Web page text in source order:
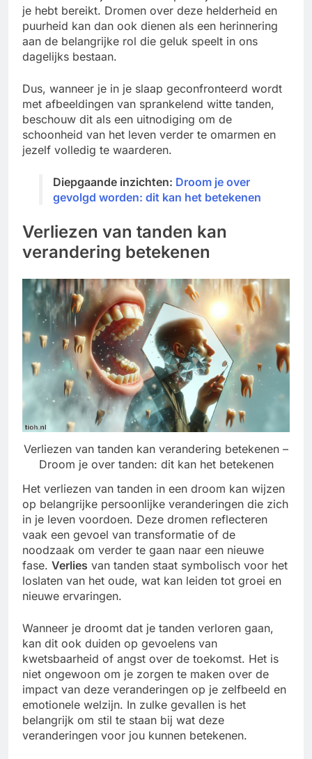
je hebt bereikt. Dromen over deze helderheid en
puurheid kan dan ook dienen als een herinnering
aan de belangrijke rol die geluk speelt in ons
dagelijks bestaan.
Dus, wanneer je in je slaap geconfronteerd wordt
met afbeeldingen van sprankelend witte tanden,
beschouw dit als een uitnodiging om de
schoonheid van het leven verder te omarmen en
jezelf volledig te waarderen.
Diepgaande inzichten: Droom je over
gevolgd worden­: dit kan het betekenen
Verliezen van tanden kan
verandering betekenen
Verliezen van tanden kan verandering betekenen –
Droom je over tanden­: dit kan het betekenen
Het verliezen van tanden in een droom kan wijzen
op belangrijke persoonlijke veranderingen die zich
in je leven voordoen. Deze dromen reflecteren
vaak een gevoel van transformatie of de
noodzaak om verder te gaan naar een nieuwe
fase. Verlies van tanden staat symbolisch voor het
loslaten van het oude, wat kan leiden tot groei en
nieuwe ervaringen.
Wanneer je droomt dat je tanden verloren gaan,
kan dit ook duiden op gevoelens van
kwetsbaarheid of angst over de toekomst. Het is
niet ongewoon om je zorgen te maken over de
impact van deze veranderingen op je zelfbeeld en
emotionele welzijn. In zulke gevallen is het
belangrijk om stil te staan bij wat deze
veranderingen voor jou kunnen betekenen.